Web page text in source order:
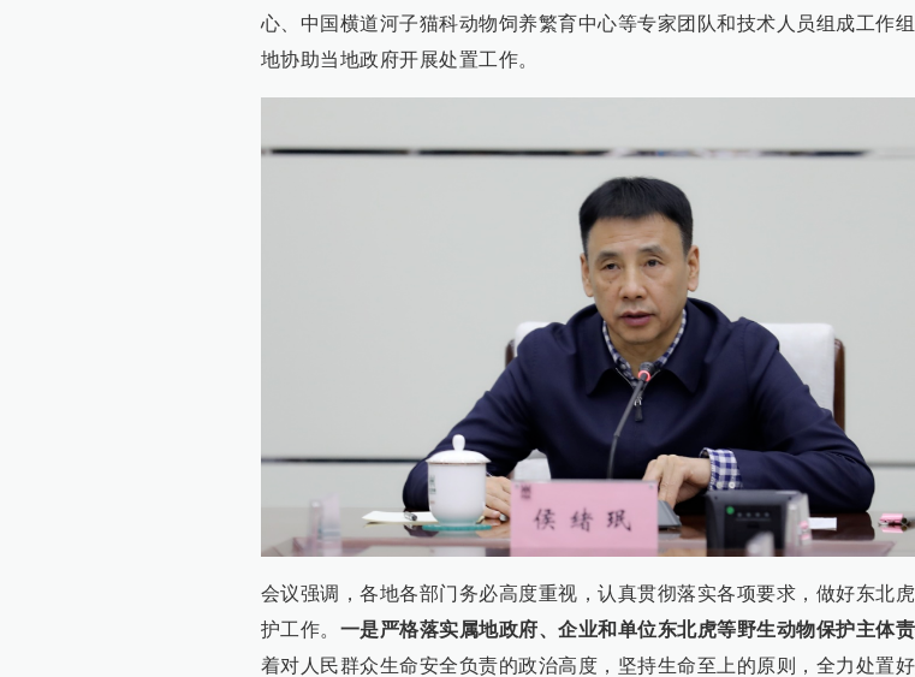
心、中国横道河子猫科动物饲养繁育中心等专家团队和技术人员组成工作
地协助当地政府开展处置工作。
会议强调，各地各部门务必高度重视，认真贯彻落实各项要求，做好东北
护工作。 一是严格落实属地政府、企业和单位东北虎等野生动物保护主体责
着对人民群众生命安全负责的政治高度，坚持生命至上的原则，全力处置